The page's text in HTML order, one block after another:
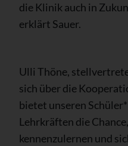
die Klinik auch in
erklärt Sauer.
Ulli Thöne,
sich über die
bietet unseren
Lehrkräften die
kennenzulernen und